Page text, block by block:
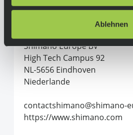
Ablehnen
Japan
Shimano Europe BV
High Tech Campus 92
NL-5656 Eindhoven
Niederlande
contactshimano@shimano-
https://www.shimano.com